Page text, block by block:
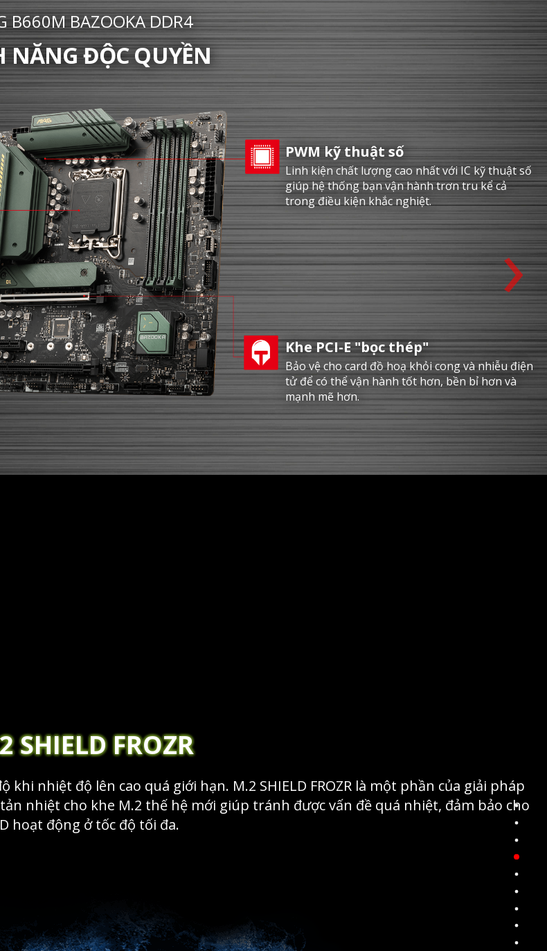
B660M BAZOOKA DDR4
NĂNG ĐỘC QUYỀN
PWM kỹ thuật số
Linh kiện chất lượng cao nhất với IC kỹ thuật số
giúp hệ thống bạn vận hành trơn tru kể cả
trong điều kiện khắc nghiệt.
Khe PCI-E "bọc thép"
Bảo vệ cho card đồ hoạ khỏi cong và nhiễu điện
tử để có thể vận hành tốt hơn, bền bỉ hơn và
mạnh mẽ hơn.
›
SHIELD FROZR
nhiệt độ lên cao quá giới hạn. M.2 SHIELD FROZR là một phần của giải pháp
nhiệt cho khe M.2 thế hệ mới giúp tránh được vấn đề quá nhiệt, đảm bảo cho
hoạt động ở tốc độ tối đa.